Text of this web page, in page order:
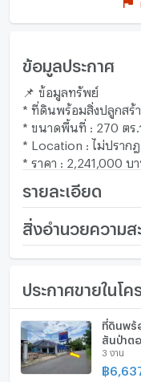
ข้อมูลประกาศ
📌 ข้อมูลทรัพย์
* ที่ดินพร้อมสิ่งปลูกสร้า
* ขนาดพื้นที่ : 270 ตร.
* Location : ไม่ปราก
* ราคา : 2,241,000 บ
รายละเอียด
ราคา
ลึก (เมตร)
สิ่งอำนวยความส
เฟอร์นิเจอร์
โทรศัพท์บ้าน
เครื่องปรับอากาศ
เครื่องทำน้ำร้อน/
ประกาศขายในโค
ที่ดินพร้
สันป่าต
3 งาน
฿